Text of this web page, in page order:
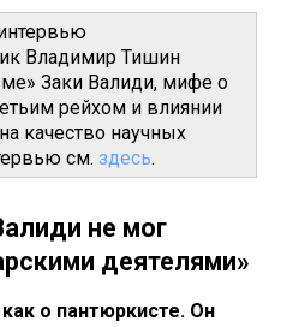
Владимир Тишин
Заки Валиди, мифе о
рейхом и влиянии
качество научных
см. здесь.
не мог
деятелями»
о пантюркисте. Он